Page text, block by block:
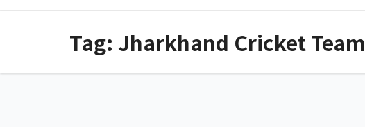
Tag: Jharkhand Cricket Team